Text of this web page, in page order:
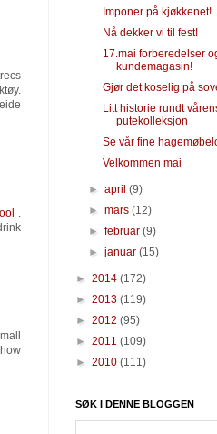
.
Imponer på kjøkkenet!
Nå dekker vi til fest!
17.mai forberedelser
kundemagasin!
Gjør det koselig på
Litt historie rundt
putekolleksjon
Se vår fine
Velkommen mai
►april(9)
►mars(12)
►februar(9)
►januar(15)
► 2014 (172)
► 2013 (119)
► 2012 (95)
► 2011 (109)
► 2010 (111)
SØK I DENNE BLOGGEN